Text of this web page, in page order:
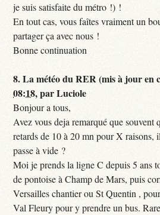
je suis satisfaite du métro !) !
En tout cas, vous faîtes vraiment un
partager ça avec nous !
Bonne continuation
8.La météo du RER (mis à jour en
08:18,parLuciole
Bonjour a tous,
Avez vous deja remarqué que souvent
retards de 10 à 20 mn pour X raisons,
passe à vide ?
Moi je prends la ligne C depuis 5 ans
de pontoise à Champ de Mars, puis
Versailles chantier ou St Quentin ,
Val Fleury pour y prendre un bus.